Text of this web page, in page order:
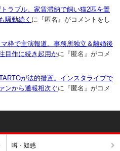
ラブル。家賃滞納で飼い猫2匹を置
騒動続く に『匿名』がコメントをし
枠で主演報道。事務所独立＆離婚後
目作に続き起用かに『匿名』がコメ
が法的措置。インスタライブで
ンから通報相次ぐに『匿名』がコメ
噂・疑惑